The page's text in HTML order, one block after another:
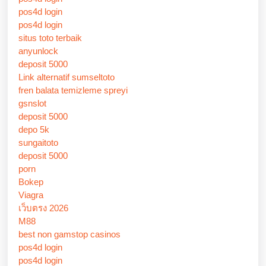
pos4d login
pos4d login
situs toto terbaik
anyunlock
deposit 5000
Link alternatif sumseltoto
fren balata temizleme spreyi
gsnslot
deposit 5000
depo 5k
sungaitoto
deposit 5000
porn
Bokep
Viagra
เว็บตรง 2026
M88
best non gamstop casinos
pos4d login
pos4d login